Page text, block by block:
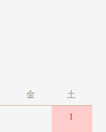
金 土
1